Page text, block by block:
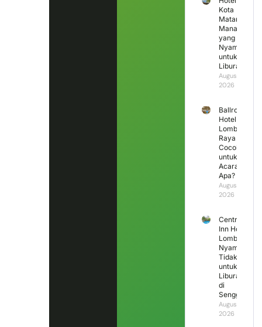
Kota
Mataram
Mana
yang
Nyaman
untuk
Liburan?
August 4,
2026
Ballroom
Hotel
Lombok
Raya
Cocok
untuk
Acara
Apa?
August 3,
2026
Central
Inn Hotel
Lombok,
Nyaman
Tidak
untuk
Liburan
di
Senggigi?
August 2,
2026